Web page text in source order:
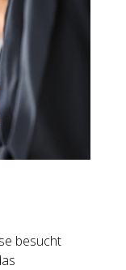
besucht